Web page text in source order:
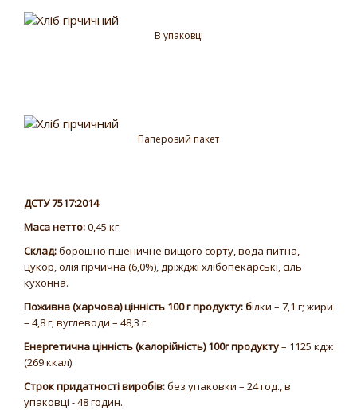
В упаковці
Паперовий пакет
ДСТУ 7517:2014
Маса нетто:0,45 кг
Склад:борошно пшеничне вищого сорту, вода питна,
цукор, олія гірчична (6,0%), дріжджі хлібопекарські, сіль
кухонна.
Поживна (харчова) цінність 100 г продукту: білки – 7,1 г; жири
– 4,8 г; вуглеводи – 48,3 г.
Енергетична цінність (калорійність) 100г продукту– 1125 кдж
(269 ккал).
Строк придатності виробів:без упаковки – 24 год., в
упаковці - 48 годин.